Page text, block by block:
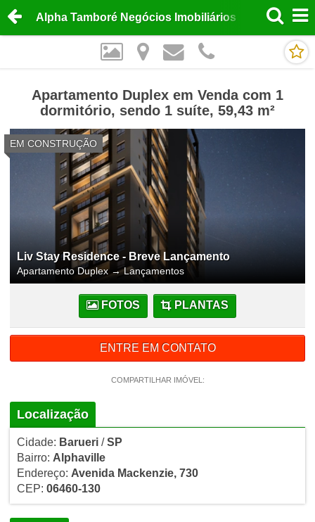
Alpha Tamboré Negócios Imobiliários
Apartamento Duplex em Venda com 1
dormitório, sendo 1 suíte, 59,43 m²
EM CONSTRUÇÃO
Liv Stay Residence - Breve Lançamento
Apartamento Duplex →Lançamentos
FOTOS PLANTAS
ENTRE EM CONTATO
COMPARTILHAR IMÓVEL:
Localização
Cidade: Barueri/SP
Bairro: Alphaville
Endereço: Avenida Mackenzie, 730
CEP: 06460-130